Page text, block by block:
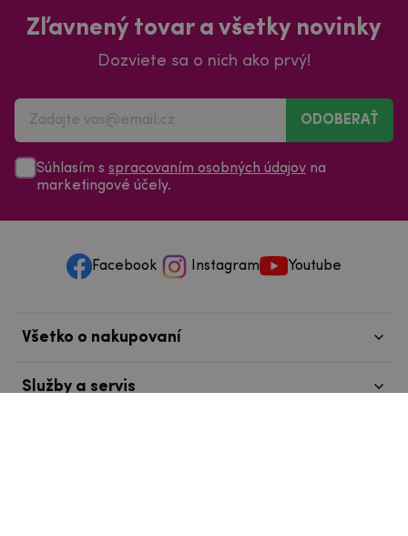
Zľavnený tovar a všetky novinky
Dozviete sa o nich ako prvý!
ODOBERAŤ
Súhlasím s spracovaním osobných údajov na
marketingové účely.
Facebook Instagram Youtube
Všetko o nakupovaní
Služby a servis